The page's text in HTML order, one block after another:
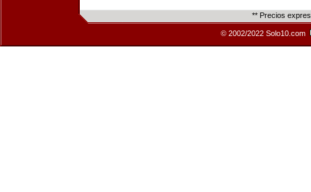
** Precios
© 2002/2022 Solo10.com